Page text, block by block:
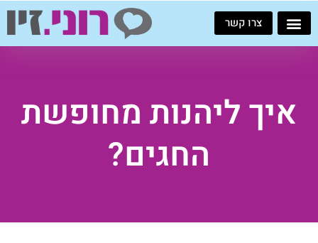
דילוג
לתוכן
צרו קשר
איך ליהנות מחופשת
החגים?